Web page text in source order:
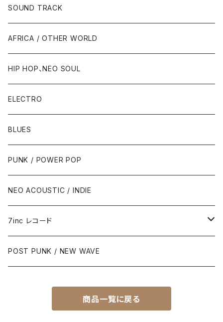
SOUND TRACK
AFRICA / OTHER WORLD
HIP HOP、NEO SOUL
ELECTRO
BLUES
PUNK / POWER POP
NEO ACOUSTIC / INDIE
7inc レコード
PUNK / 2TONE
SKA / ROCK STEADY / REGGAE
POST PUNK / NEW WAVE
商品一覧に戻る